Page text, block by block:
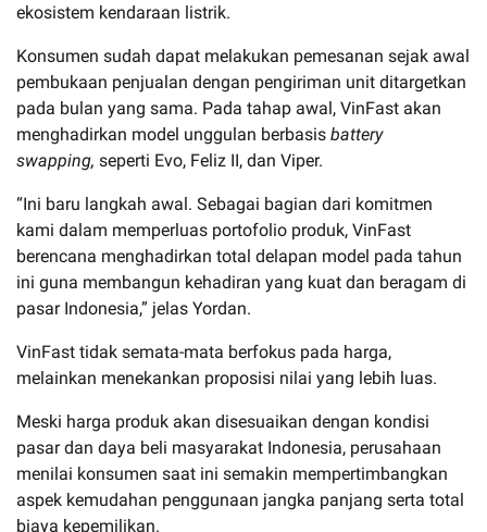
ekosistem kendaraan listrik.
Konsumen sudah dapat melakukan pemesanan sejak awal
pembukaan penjualan dengan pengiriman unit ditargetkan
pada bulan yang sama. Pada tahap awal, VinFast akan
menghadirkan model unggulan berbasis battery
swapping, seperti Evo, Feliz II, dan Viper.
“Ini baru langkah awal. Sebagai bagian dari komitmen
kami dalam memperluas portofolio produk, VinFast
berencana menghadirkan total delapan model pada tahun
ini guna membangun kehadiran yang kuat dan beragam di
pasar Indonesia,” jelas Yordan.
VinFast tidak semata-mata berfokus pada harga,
melainkan menekankan proposisi nilai yang lebih luas.
Meski harga produk akan disesuaikan dengan kondisi
pasar dan daya beli masyarakat Indonesia, perusahaan
menilai konsumen saat ini semakin mempertimbangkan
aspek kemudahan penggunaan jangka panjang serta total
biaya kepemilikan.